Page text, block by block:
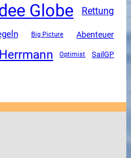
Globe Rettung
Big Picture Abenteuer
Optimist SailGP